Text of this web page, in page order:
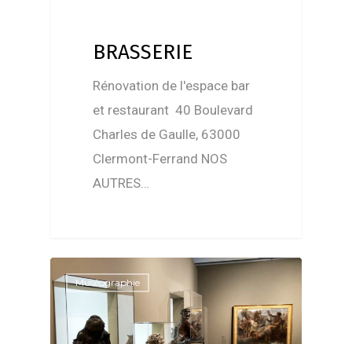
BRASSERIE
Rénovation de l'espace bar
et restaurant 40 Boulevard
Charles de Gaulle, 63000
Clermont-Ferrand NOS
AUTRES…
Muséographie